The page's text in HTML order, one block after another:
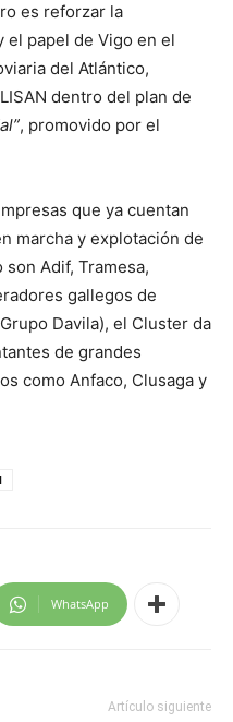
es reforzar la
papel de Vigo en el
del Atlántico,
dentro del plan de
, promovido por el
que ya cuentan
marcha y explotación de
Adif, Tramesa,
gallegos de
Davila), el Cluster da
de grandes
como Anfaco, Clusaga y
WhatsApp
Artículo siguiente